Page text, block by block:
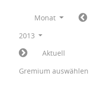
Monat
2013
Aktuell
Gremium auswählen